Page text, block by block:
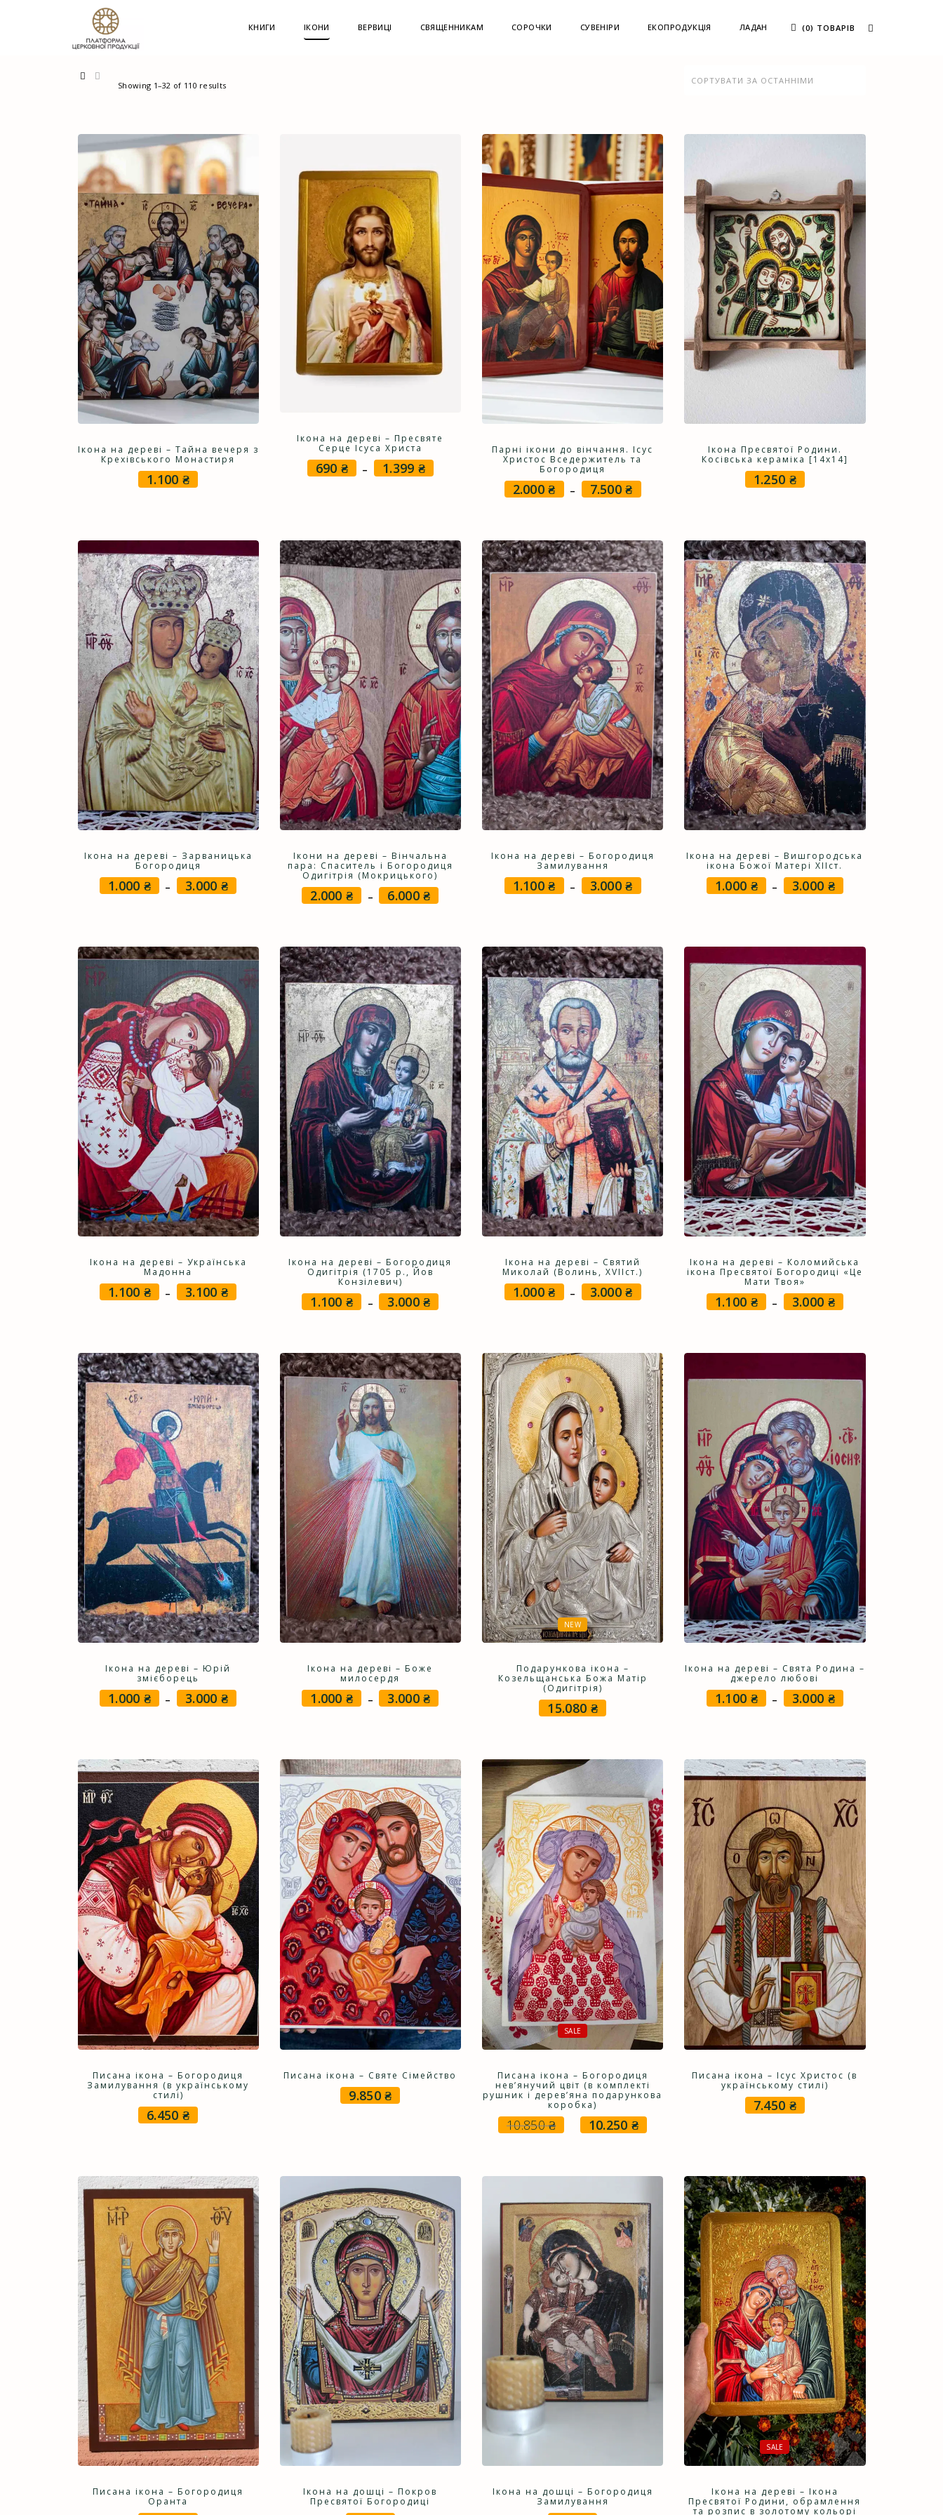
КНИГИ ІКОНИ ВЕРВИЦІ СВЯЩЕННИКАМ СОРОЧКИ СУВЕНІРИ ЕКОПРОДУКЦІЯ ЛАДАН (0) ТОВАРІВ
Showing 1–32 of 110 results
Ікона на дереві – Тайна вечеря з
Крехівського Монастиря
1.100 ₴
Ікона на дереві – Пресвяте
Серце Ісуса Христа
690 ₴ – 1.399 ₴
Парні ікони до вінчання. Ісус
Христос Вседержитель та
Богородиця
2.000₴ – 7.500₴
7.500 ₴
Ікона Пресвятої Родини.
Косівська кераміка [14х14]
1.250 ₴
Ікона на дереві – Зарваницька
Богородиця
1.000 ₴ – 3.000 ₴
3.000 ₴
Ікони на дереві – Вінчальна
пара: Спаситель і Богородиця
Одигітрія (Мокрицького)
2.000₴ – 6.000₴
through
6.000 ₴
Ікона на дереві – Богородиця
Замилування
1.100₴ – 3.000₴
3.000 ₴
Ікона на дереві – Вишгородська
ікона Божої Матері XIIст.
1.000 ₴ – 3.000 ₴
3.000 ₴
Ікона на дереві – Українська
Мадонна
1.100 ₴ – 3.100 ₴
3.100 ₴
Ікона на дереві – Богородиця
Одигітрія (1705 р., Йов
Конзілевич)
1.100₴ – 3.000₴
through
3.000 ₴
Ікона на дереві – Святий
Миколай (Волинь, XVIIст.)
1.000₴ – 3.000₴
3.000 ₴
Ікона на дереві – Коломийська
ікона Пресвятої Богородиці «Це
Мати Твоя»
1.100 ₴ – 3.000 ₴
through
Ікона на дереві – Юрій
змієборець
1.000 ₴ – 3.000 ₴
3.000 ₴
Ікона на дереві – Боже
милосердя
1.000₴ – 3.000₴
3.000 ₴
NEW
Подарункова ікона –
Козельщанська Божа Матір
(Одигітрія)
15.080 ₴
Ікона на дереві – Свята Родина –
джерело любові
1.100 ₴ – 3.000 ₴
3.000 ₴
Писана ікона – Богородиця
Замилування (в українському
стилі)
6.450 ₴
Писана ікона – Святе Сімейство
9.850₴
SALE
Писана ікона – Богородиця
нев’янучий цвіт (в комплекті
рушник і дерев’яна подарункова
коробка)
10.850₴
Оригінальна
10.250 ₴
Писана ікона – Ісус Христос (в
українському стилі)
7.450 ₴
Писана ікона – Богородиця
Оранта
Ікона на дошці – Покров
Пресвятої Богородиці
Ікона на дошці – Богородиця
Замилування
SALE
Ікона на дереві – Ікона
Пресвятої Родини, обрамлення
та розпис в золотому кольорі